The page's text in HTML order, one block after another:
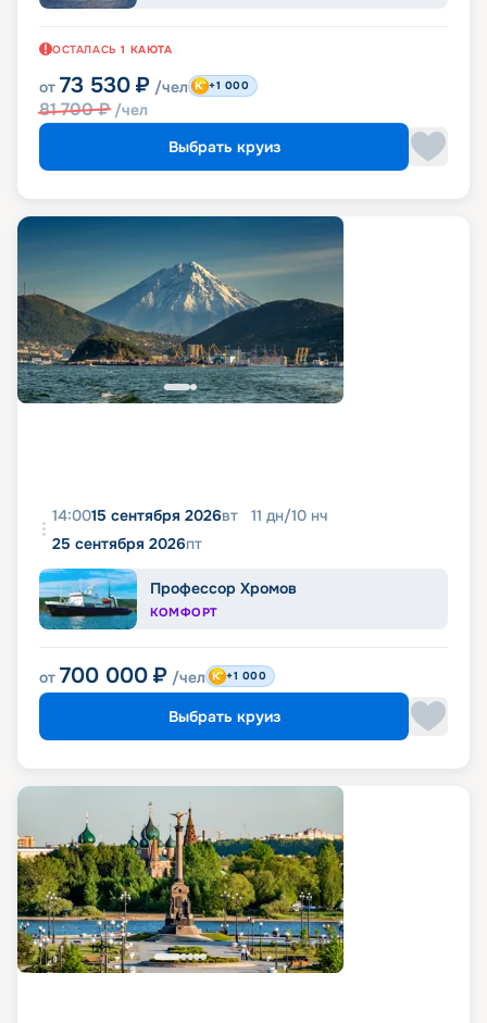
ОСТАЛАСЬ 1 КАЮТА
от 73 530 ₽ /чел
81 700₽ /чел
+1 000
Выбрать круиз
14:0015 сентября 2026вт 11 дн/10 нч
25 сентября 2026пт
Профессор Хромов
КОМФОРТ
от 700 000 ₽ /чел +1 000
Выбрать круиз